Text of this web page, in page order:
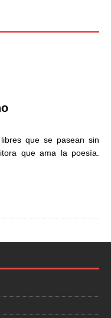
que se pasean sin
que ama la poesía.